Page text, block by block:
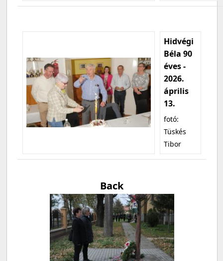
Hidvégi
Béla 90
éves -
2026.
április
13.
fotó:
Tüskés
Tibor
Back